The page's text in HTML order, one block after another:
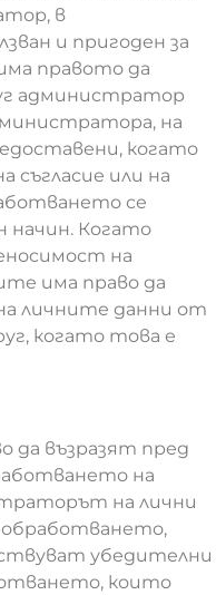
в
и пригоден за
правото да
администратор
на
когато
съгласие или на
се
начин. Когато
на
има право да
личните данни от
когато това е
възразят пред
на
на лични
обработването,
убедителни
които